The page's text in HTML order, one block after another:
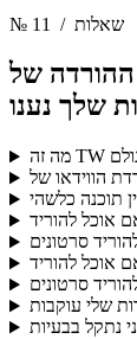
№ 11
/ שאלות